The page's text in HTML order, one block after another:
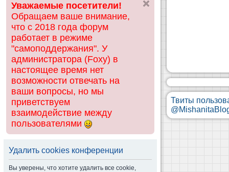
ск
Уважаемые посетители!
Обращаем ваше внимание,
что с 2018 года форум
работает в режиме
"самоподдержания". У
администратора (Foxy) в
настоящее время нет
возможности отвечать на
ваши вопросы, но мы
приветствуем
взаимодействие между
пользователями
Удалить cookies конференции
Вы уверены, что хотите удалить все cookie,
Твиты